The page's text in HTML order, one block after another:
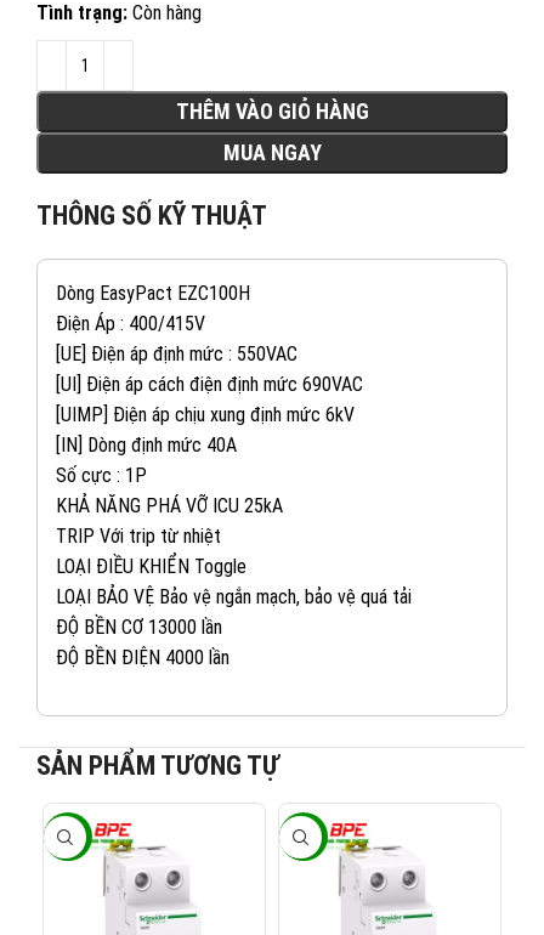
Tình trạng: Còn hàng
THÊM VÀO GIỎ HÀNG
MUA NGAY
THÔNG SỐ KỸ THUẬT
Dòng EasyPact EZC100H
Điện Áp : 400/415V
[UE] Điện áp định mức : 550VAC
[UI] Điện áp cách điện định mức 690VAC
[UIMP] Điện áp chịu xung định mức 6kV
[IN] Dòng định mức 40A
Số cực : 1P
KHẢ NĂNG PHÁ VỠ ICU 25kA
TRIP Với trip từ nhiệt
LOẠI ĐIỀU KHIỂN Toggle
LOẠI BẢO VỆ Bảo vệ ngắn mạch, bảo vệ quá tải
ĐỘ BỀN CƠ 13000 lần
ĐỘ BỀN ĐIỆN 4000 lần
SẢN PHẨM TƯƠNG TỰ
-40% -40%
KINH DOANH 1: 082 234 2688
KINH DOANH 2: 0965 101 613
0824 927 568